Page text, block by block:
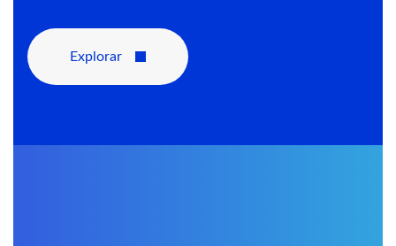
Explorar